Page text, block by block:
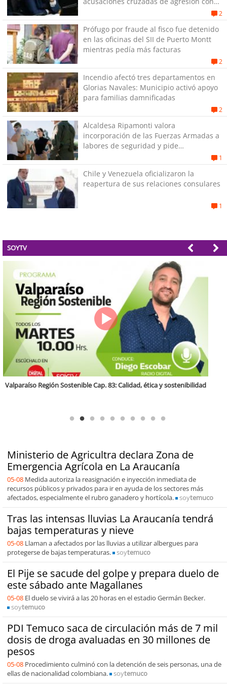
2
Prófugo por fraude al fisco fue detenido
en las oficinas del SII de Puerto Montt
mientras pedía más facturas
2
Incendio afectó tres departamentos en
Glorias Navales: Municipio activó apoyo
para familias damnificadas
2
Alcaldesa Ripamonti valora
incorporación de las Fuerzas Armadas a
labores de seguridad y pide
1
Chile y Venezuela oficializaron la
reapertura de sus relaciones consulares
1
SOYTV
Ministerio de Agricultra declara Zona de
Emergencia Agrícola en La Araucanía
05-08 Medida autoriza la reasignación e inyección inmediata de
recursos públicos y privados para ir en ayuda de los sectores más
afectados, especialmente el rubro ganadero y hortícola.
soytemuco
Tras las intensas lluvias La Araucanía tendrá
bajas temperaturas y nieve
05-08 Llaman a afectados por las lluvias a utilizar albergues para
protegerse de bajas temperaturas.
soytemuco
El Pije se sacude del golpe y prepara duelo de
este sábado ante Magallanes
05-08 El duelo se vivirá a las 20 horas en el estadio Germán Becker.
soytemuco
PDI Temuco saca de circulación más de 7 mil
dosis de droga avaluadas en 30 millones de
pesos
05-08 Procedimiento culminó con la detención de seis personas, una de
ellas de nacionalidad colombiana.
soytemuco